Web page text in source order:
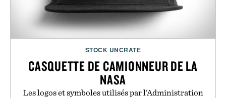
STOCK UNCRATE
CASQUETTE DE CAMIONNEUR DE LA
NASA
Les logos et symboles utilisés par l’Administration